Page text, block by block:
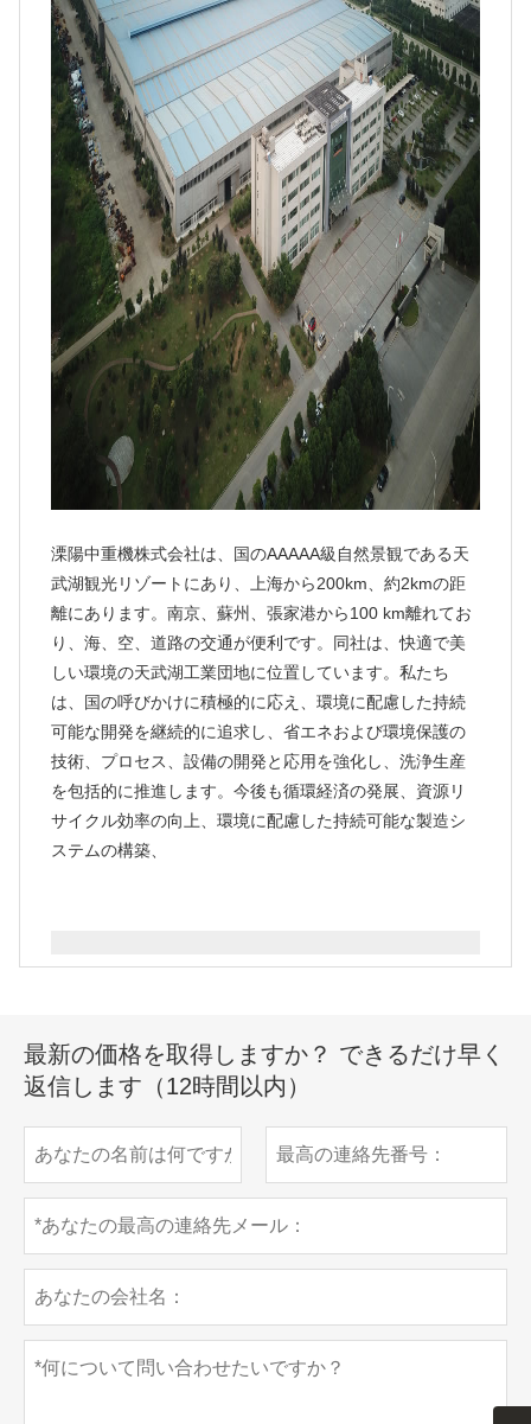
溧陽中重機株式会社は、国のAAAAA級自然景観である天
武湖観光リゾートにあり、上海から200km、約2kmの距
離にあります。南京、蘇州、張家港から100 km離れてお
り、海、空、道路の交通が便利です。同社は、快適で美
しい環境の天武湖工業団地に位置しています。私たち
は、国の呼びかけに積極的に応え、環境に配慮した持続
可能な開発を継続的に追求し、省エネおよび環境保護の
技術、プロセス、設備の開発と応用を強化し、洗浄生産
を包括的に推進します。今後も循環経済の発展、資源リ
サイクル効率の向上、環境に配慮した持続可能な製造シ
ステムの構築、
最新の価格を取得しますか？ できるだけ早く
返信します（12時間以内）